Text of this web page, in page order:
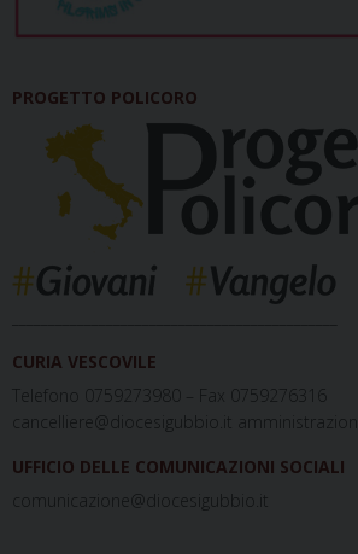
PROGETTO POLICORO
CURIA VESCOVILE
Telefono 0759273980 – Fax 0759276316
cancelliere@diocesigubbio.it
UFFICIO DELLE COMUNICAZIONI SOCIALI
comunicazione@diocesigubbio.it